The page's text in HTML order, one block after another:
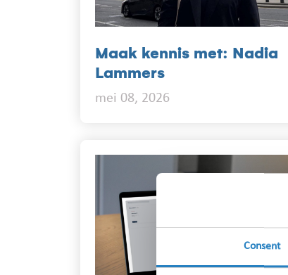
Consent
Maak kennis met: Nadia
Lammers
mei 08, 2026